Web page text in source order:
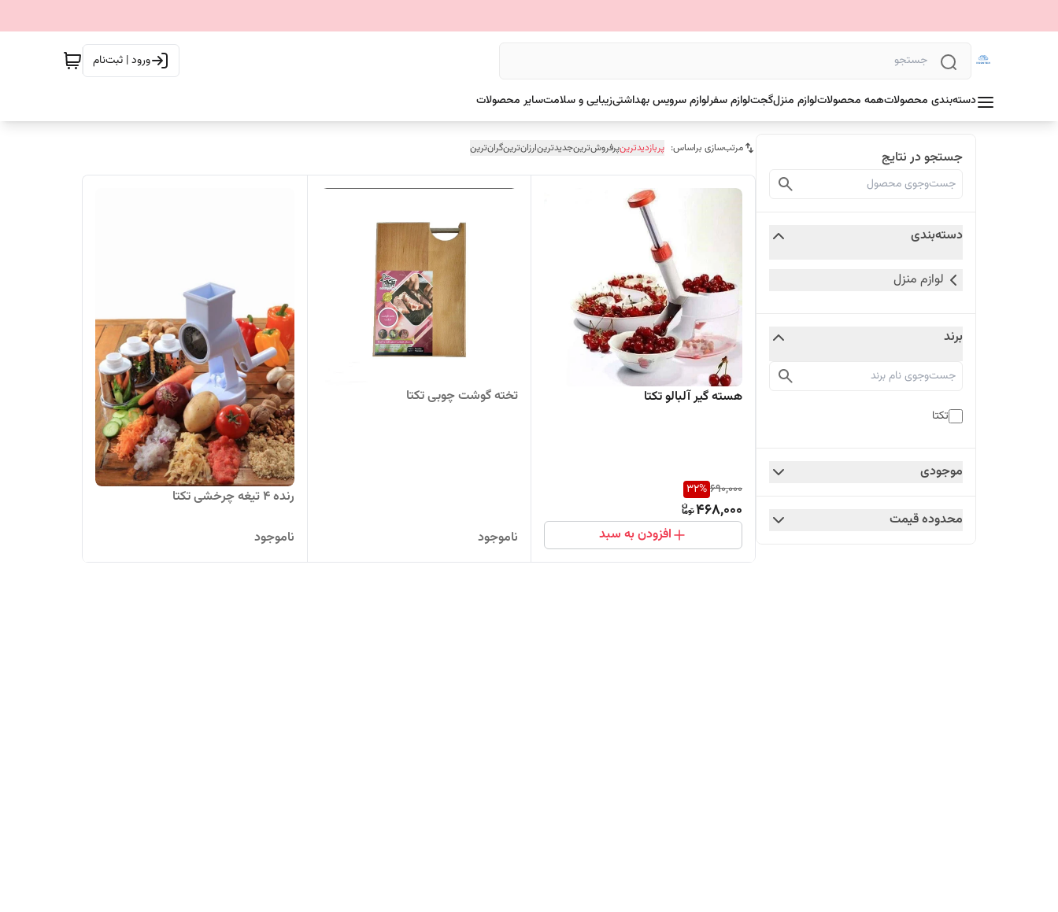
ورود | ثبت‌نام
دسته‌بندی محصولاتهمه محصولاتلوازم منزلگجتلوازم سفرلوازم سرویس بهداشتیزیبایی و سلامتسایر محصولات
جستجو در نتایج
دسته‌بندی
لوازم منزل
برند
تکتا
موجودی
محدوده قیمت
مرتب‌سازی براساس: پربازدیدترینپرفروش‌ترینجدیدترینارزان‌ترینگران‌ترین
هسته گیر آلبالو تکتا
690,000
32%
468,000
افزودن به سبد
تخته گوشت چوبی تکتا
ناموجود
رنده 4 تیغه چرخشی تکتا
ناموجود